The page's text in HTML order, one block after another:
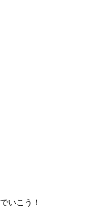
でいこう！